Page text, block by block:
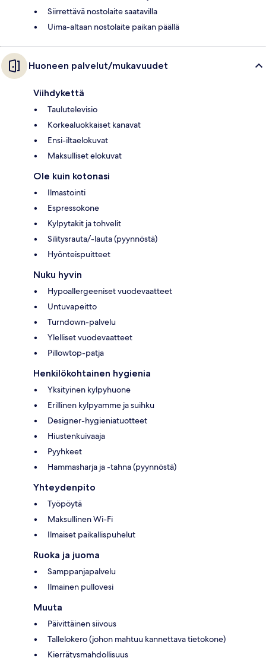
Siirrettävä nostolaite saatavilla
Uima-altaan nostolaite paikan päällä
Huoneen palvelut/mukavuudet
Viihdykettä
Taulutelevisio
Korkealuokkaiset kanavat
Ensi-iltaelokuvat
Maksulliset elokuvat
Ole kuin kotonasi
Ilmastointi
Espressokone
Kylpytakit ja tohvelit
Silitysrauta/-lauta (pyynnöstä)
Hyönteispuitteet
Nuku hyvin
Hypoallergeeniset vuodevaatteet
Untuvapeitto
Turndown-palvelu
Ylelliset vuodevaatteet
Pillowtop-patja
Henkilökohtainen hygienia
Yksityinen kylpyhuone
Erillinen kylpyamme ja suihku
Designer-hygieniatuotteet
Hiustenkuivaaja
Pyyhkeet
Hammasharja ja -tahna (pyynnöstä)
Yhteydenpito
Työpöytä
Maksullinen Wi-Fi
Ilmaiset paikallispuhelut
Ruoka ja juoma
Samppanjapalvelu
Ilmainen pullovesi
Muuta
Päivittäinen siivous
Tallelokero (johon mahtuu kannettava tietokone)
Kierrätysmahdollisuus